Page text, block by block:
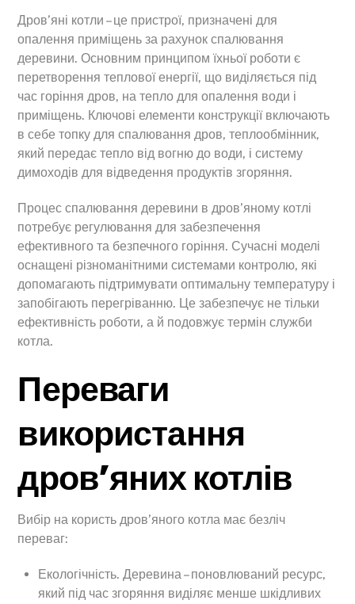
Дров’яні котли – це пристрої, призначені для
опалення приміщень за рахунок спалювання
деревини. Основним принципом їхньої роботи є
перетворення теплової енергії, що виділяється під
час горіння дров, на тепло для опалення води і
приміщень. Ключові елементи конструкції включають
в себе топку для спалювання дров, теплообмінник,
який передає тепло від вогню до води, і систему
димоходів для відведення продуктів згоряння.
Процес спалювання деревини в дров’яному котлі
потребує регулювання для забезпечення
ефективного та безпечного горіння. Сучасні моделі
оснащені різноманітними системами контролю, які
допомагають підтримувати оптимальну температуру і
запобігають перегріванню. Це забезпечує не тільки
ефективність роботи, а й подовжує термін служби
котла.
Переваги
використання
дров’яних котлів
Вибір на користь дров’яного котла має безліч
переваг:
Екологічність. Деревина – поновлюваний ресурс,
який під час згоряння виділяє менше шкідливих